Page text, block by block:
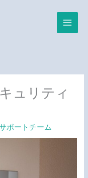
ュリティ
ポートチーム